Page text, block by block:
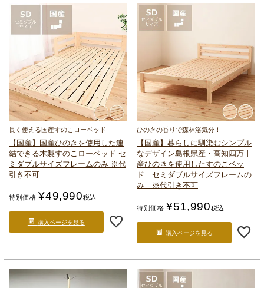
長く使える国産すのこローベッド
【国産】国産ひのきを使用した連
結できる木製すのこローベッド セ
ミダブルサイズフレームのみ ※代
引き不可
特別価格 ¥49,990税込
購入ページを見る
ひのきの香りで森林浴気分！
【国産】暮らしに馴染むシンプル
なデザイン島根県産・高知四万十
産ひのきを使用したすのこベッ
ド セミダブルサイズフレームの
み ※代引き不可
特別価格 ¥51,990税込
購入ページを見る